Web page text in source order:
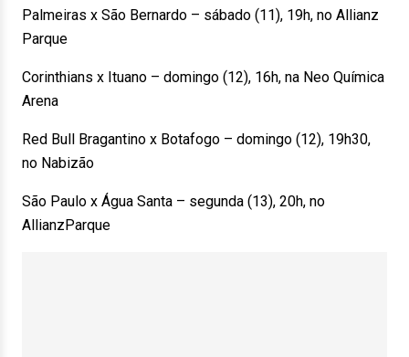
Palmeiras x São Bernardo – sábado (11), 19h, no Allianz
Parque
Corinthians x Ituano – domingo (12), 16h, na Neo Química
Arena
Red Bull Bragantino x Botafogo – domingo (12), 19h30,
no Nabizão
São Paulo x Água Santa – segunda (13), 20h, no
AllianzParque